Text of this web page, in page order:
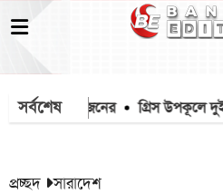
সর্বশেষ
গেল ৭ জনের গ্রিস উপকূলে দুই
প্রচ্ছদ সারাদেশ